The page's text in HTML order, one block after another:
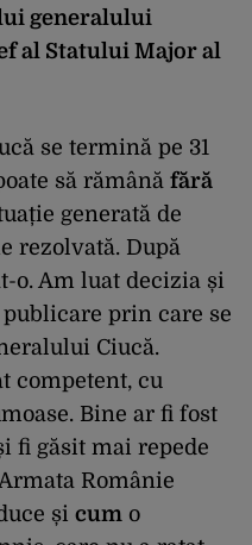
generalului
al Statului Major al
se termină pe 31
să rămână fără
generată de
rezolvată. După
o. Am luat decizia și
prin care se
Ciucă.
competent, cu
Bine ar fi fost
fi găsit mai repede
Românie
și cum o